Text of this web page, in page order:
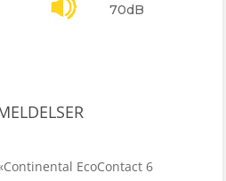
70dB
EcoContact 6